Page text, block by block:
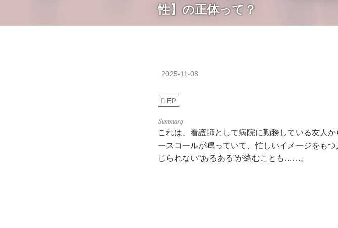
性】の正体って？
2025-11-08
EP
これは、看護師として病院に勤務している友人
ースコールが鳴っていて、忙しいイメージをも
じられない“あるある”が絡むことも……。